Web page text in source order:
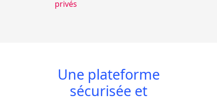
privés
Une plateforme
sécurisée et